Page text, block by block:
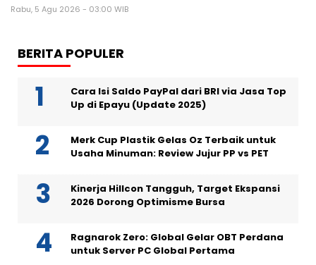
Rabu, 5 Agu 2026 - 03:00 WIB
BERITA POPULER
Cara Isi Saldo PayPal dari BRI via Jasa Top
Up di Epayu (Update 2025)
Merk Cup Plastik Gelas Oz Terbaik untuk
Usaha Minuman: Review Jujur PP vs PET
Kinerja Hillcon Tangguh, Target Ekspansi
2026 Dorong Optimisme Bursa
Ragnarok Zero: Global Gelar OBT Perdana
untuk Server PC Global Pertama